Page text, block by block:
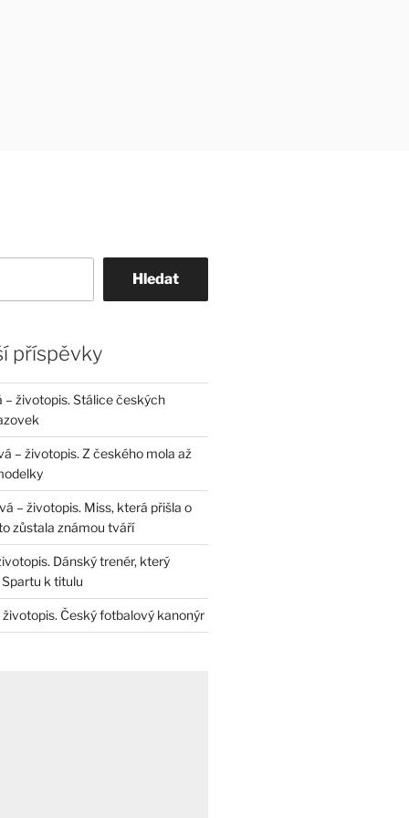
Hledat
příspěvky
– životopis. Stálice českých
– životopis. Z českého mola až
– životopis. Miss, která přišla o
zůstala známou tváří
Dánský trenér, který
k titulu
Český fotbalový kanonýr